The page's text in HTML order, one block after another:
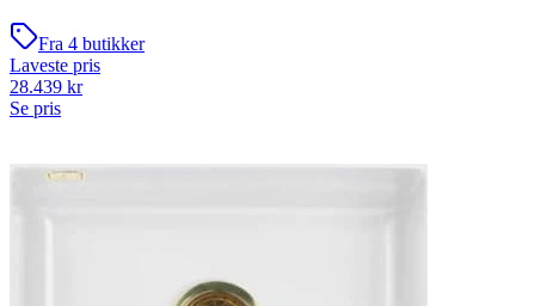
Fra 4 butikker
Laveste pris
28.439 kr
Se pris